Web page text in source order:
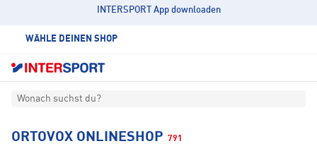
INTERSPORT App downloaden
WÄHLE DEINEN SHOP
Wonach suchst du?
ORTOVOX ONLINESHOP 791